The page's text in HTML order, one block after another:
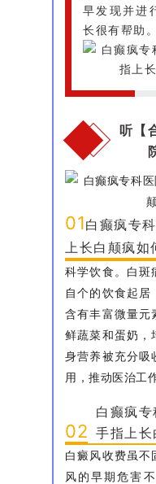
早发现并进
长很有帮助。
听【
01白癫疯专
上长白颠疯如
科学饮食。白斑
自个的饮食起
含有丰富微量元
鲜蔬菜和蛋奶，
身营养被充分吸
用，推动医治工作
02
白癫疯
手指上长
白癜风收费虽不
风的早期危害